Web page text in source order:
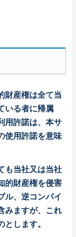
財産権は全て当
いる者に帰属
用許諾は、本サ
使用許諾を意味
も当社又は当社
的財産権を侵害
ル、逆コンパイ
みますが、これ
します。